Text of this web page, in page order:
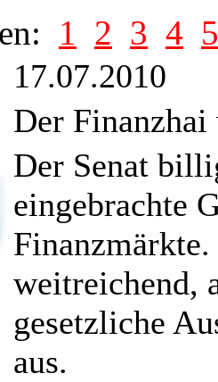
1 2 3 4 5
17.07.2010
Der
Der Senat
eingebrachte
weitreichend,
gesetzliche
aus.